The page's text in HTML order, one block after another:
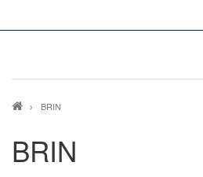
Breadcrumb
BRIN
BRIN